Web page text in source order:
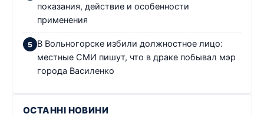
показания, действие и особенности
применения
В Вольногорске избили должностное лицо:
местные СМИ пишут, что в драке побывал мэр
города Василенко
ОСТАННІ НОВИНИ